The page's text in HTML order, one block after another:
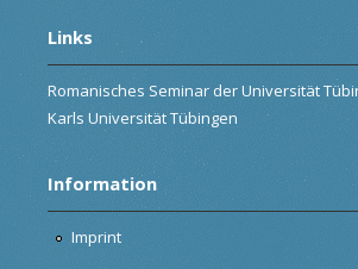
Links
Romanisches Seminar der Universität
Karls Universität Tübingen
Information
Imprint